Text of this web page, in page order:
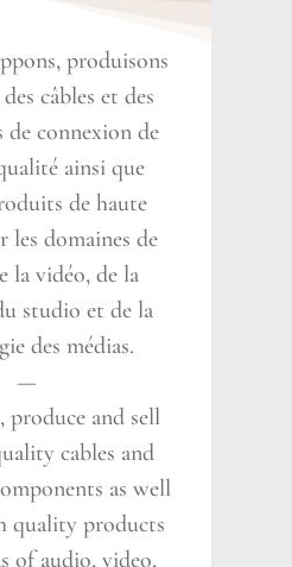
produisons
câbles et des
de connexion de
ainsi que
de haute
les domaines de
la vidéo, de la
studio et de la
des médias.
—
produce and sell
cables and
as well
quality products
of audio, video,